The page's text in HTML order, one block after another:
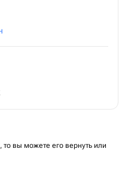
то вы можете его вернуть или